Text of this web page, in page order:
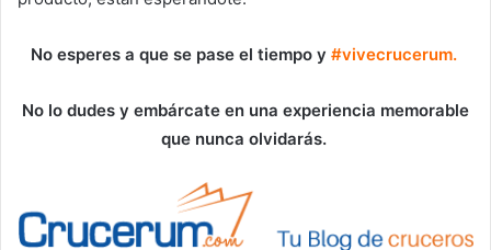
No esperes a que se pase el tiempo y #vivecrucerum.
No lo dudes y embárcate en una experiencia memorable
que nunca olvidarás.